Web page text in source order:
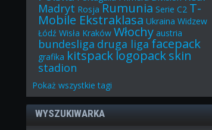
Madryt Rosja Rumunia Serie C2 T-
Mobile Ekstraklasa Ukraina Widzew
Łódź Wisła Kraków Włochy austria
bundesliga druga liga facepack
grafika kitspacklogopack skin
stadion
Pokaż wszystkie tagi
WYSZUKIWARKA